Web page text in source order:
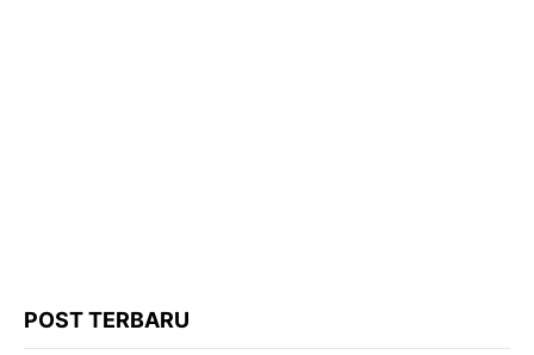
POST TERBARU